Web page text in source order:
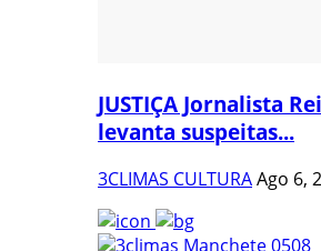
JUSTIÇA Jornalista
levanta suspeitas...
3CLIMAS CULTURAAgo 6,